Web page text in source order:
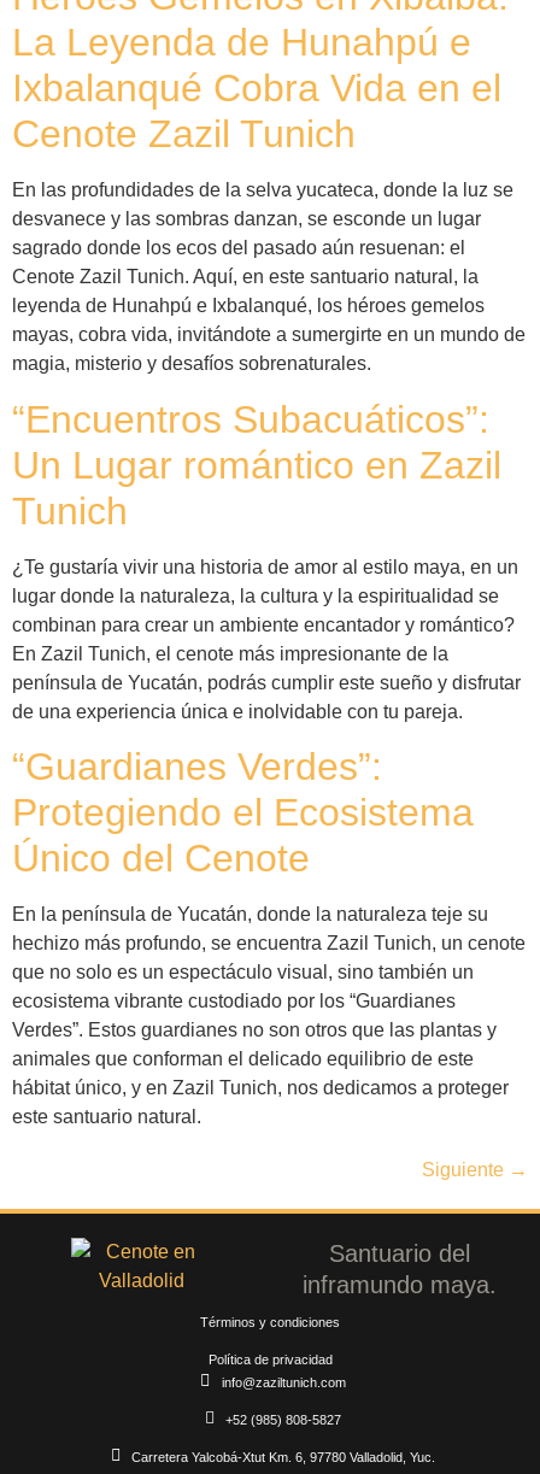
La Leyenda de Hunahpú e
Ixbalanqué Cobra Vida en el
Cenote Zazil Tunich
En las profundidades de la selva yucateca, donde la luz se
desvanece y las sombras danzan, se esconde un lugar
sagrado donde los ecos del pasado aún resuenan: el
Cenote Zazil Tunich. Aquí, en este santuario natural, la
leyenda de Hunahpú e Ixbalanqué, los héroes gemelos
mayas, cobra vida, invitándote a sumergirte en un mundo de
magia, misterio y desafíos sobrenaturales.
“Encuentros Subacuáticos”:
Un Lugar romántico en Zazil
Tunich
¿Te gustaría vivir una historia de amor al estilo maya, en un
lugar donde la naturaleza, la cultura y la espiritualidad se
combinan para crear un ambiente encantador y romántico?
En Zazil Tunich, el cenote más impresionante de la
península de Yucatán, podrás cumplir este sueño y disfrutar
de una experiencia única e inolvidable con tu pareja.
“Guardianes Verdes”:
Protegiendo el Ecosistema
Único del Cenote
En la península de Yucatán, donde la naturaleza teje su
hechizo más profundo, se encuentra Zazil Tunich, un cenote
que no solo es un espectáculo visual, sino también un
ecosistema vibrante custodiado por los “Guardianes
Verdes”. Estos guardianes no son otros que las plantas y
animales que conforman el delicado equilibrio de este
hábitat único, y en Zazil Tunich, nos dedicamos a proteger
este santuario natural.
Siguiente →
Santuario del
inframundo maya.
info@zaziltunich.com
+52 (985) 808-5827
Carretera Yalcobá-Xtut Km. 6, 97780 Valladolid, Yuc.
Términos y condiciones
Política de privacidad